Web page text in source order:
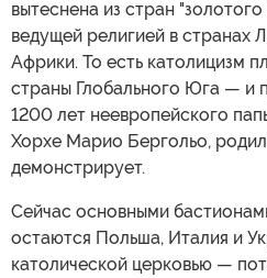
вытеснена из стран
ведущей религией в странах
Африки. То есть католицизм
страны Глобального Юга — и
1200 лет неевропейского
Хорхе Марио Бергольо,
демонстрирует.
Сейчас основными
остаются Польша, Италия и
католической церковью —